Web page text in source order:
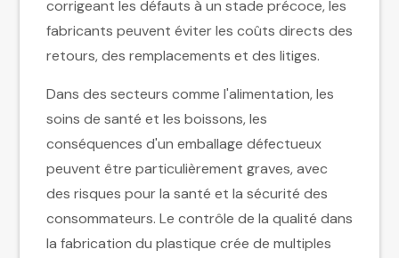
corrigeant les défauts à un stade précoce, les
fabricants peuvent éviter les coûts directs des
retours, des remplacements et des litiges.
Dans des secteurs comme l'alimentation, les
soins de santé et les boissons, les
conséquences d'un emballage défectueux
peuvent être particulièrement graves, avec
des risques pour la santé et la sécurité des
consommateurs. Le contrôle de la qualité dans
la fabrication du plastique crée de multiples